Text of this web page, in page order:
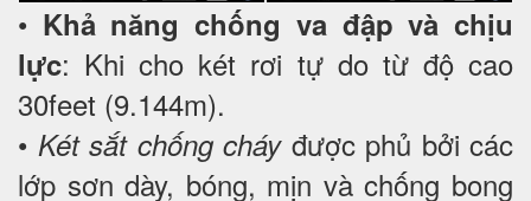
• Khả năng chống va đập và chịu
lực: Khi cho két rơi tự do từ độ cao
30feet (9.144m).
• Két sắt chống cháyđược phủ bởi các
lớp sơn dày, bóng, mịn và chống bong